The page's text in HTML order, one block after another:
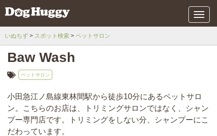
メ
ニ
いぬちず スポット検索 ペットサロン
Baw Wash
ペットサロン
小田急江ノ島線東林間駅から徒歩10分にあるペットサロ
ン。こちらのお店は、トリミングサロンではなく、シャン
プー専門店です。トリミングをしない分、シャンプーにこ
だわっています。